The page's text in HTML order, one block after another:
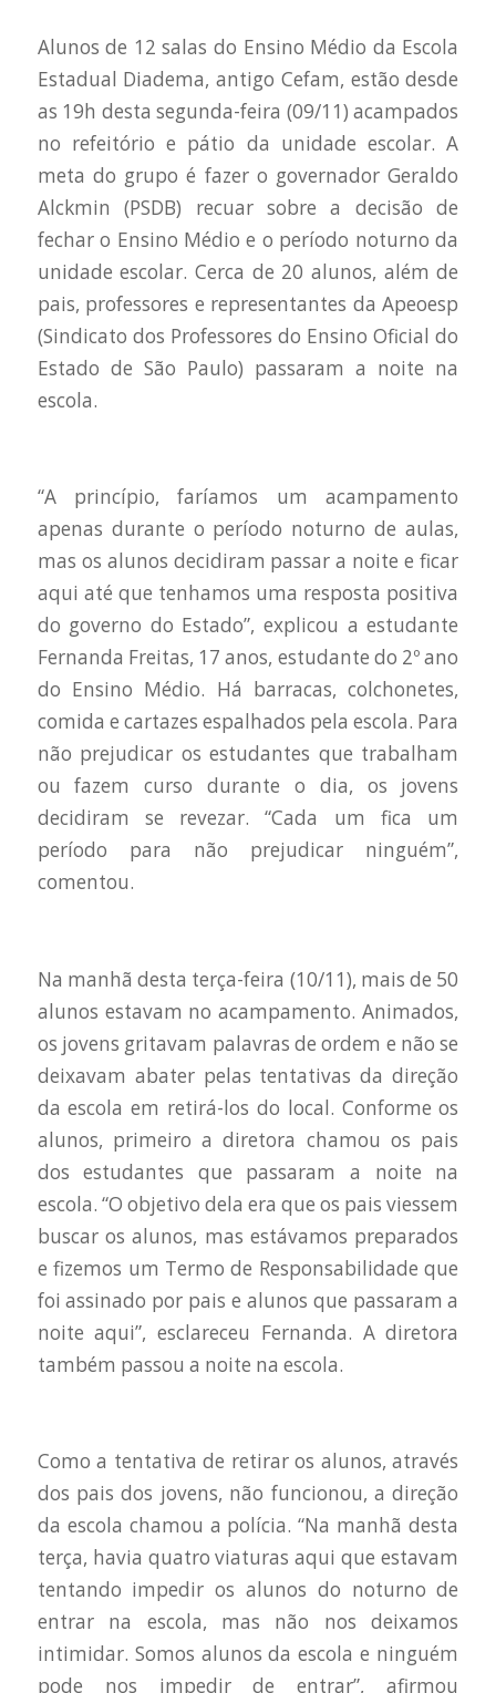
Alunos de 12 salas do Ensino Médio da Escola
Estadual Diadema, antigo Cefam, estão desde
as 19h desta segunda-feira (09/11) acampados
no refeitório e pátio da unidade escolar. A
meta do grupo é fazer o governador Geraldo
Alckmin (PSDB) recuar sobre a decisão de
fechar o Ensino Médio e o período noturno da
unidade escolar. Cerca de 20 alunos, além de
pais, professores e representantes da Apeoesp
(Sindicato dos Professores do Ensino Oficial do
Estado de São Paulo) passaram a noite na
escola.
“A princípio, faríamos um acampamento
apenas durante o período noturno de aulas,
mas os alunos decidiram passar a noite e ficar
aqui até que tenhamos uma resposta positiva
do governo do Estado”, explicou a estudante
Fernanda Freitas, 17 anos, estudante do 2º ano
do Ensino Médio. Há barracas, colchonetes,
comida e cartazes espalhados pela escola. Para
não prejudicar os estudantes que trabalham
ou fazem curso durante o dia, os jovens
decidiram se revezar. “Cada um fica um
período para não prejudicar ninguém”,
comentou.
Na manhã desta terça-feira (10/11), mais de 50
alunos estavam no acampamento. Animados,
os jovens gritavam palavras de ordem e não se
deixavam abater pelas tentativas da direção
da escola em retirá-los do local. Conforme os
alunos, primeiro a diretora chamou os pais
dos estudantes que passaram a noite na
escola. “O objetivo dela era que os pais viessem
buscar os alunos, mas estávamos preparados
e fizemos um Termo de Responsabilidade que
foi assinado por pais e alunos que passaram a
noite aqui”, esclareceu Fernanda. A diretora
também passou a noite na escola.
Como a tentativa de retirar os alunos, através
dos pais dos jovens, não funcionou, a direção
da escola chamou a polícia. “Na manhã desta
terça, havia quatro viaturas aqui que estavam
tentando impedir os alunos do noturno de
entrar na escola, mas não nos deixamos
intimidar. Somos alunos da escola e ninguém
pode nos impedir de entrar”, afirmou